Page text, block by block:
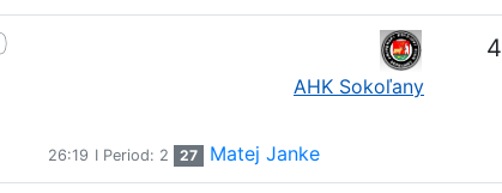
AHK Sokoľany
4
26:19 I Period: 2 27 Matej Janke